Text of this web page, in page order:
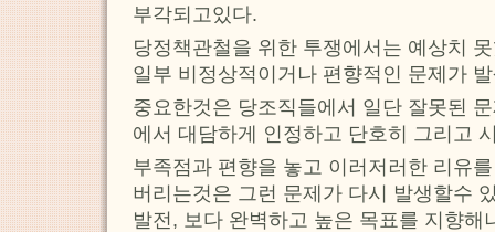
부각되고있다.
당정책관철을 위한 투쟁에서는 예상치
일부 비정상적이거나 편향적인 문제가
중요한것은 당조직들에서 일단 잘못된
에서 대담하게 인정하고 단호히 그리고
부족점과 편향을 놓고 이러저러한 리유
버리는것은 그런 문제가 다시 발생할수
발전, 보다 완벽하고 높은 목표를 지향해